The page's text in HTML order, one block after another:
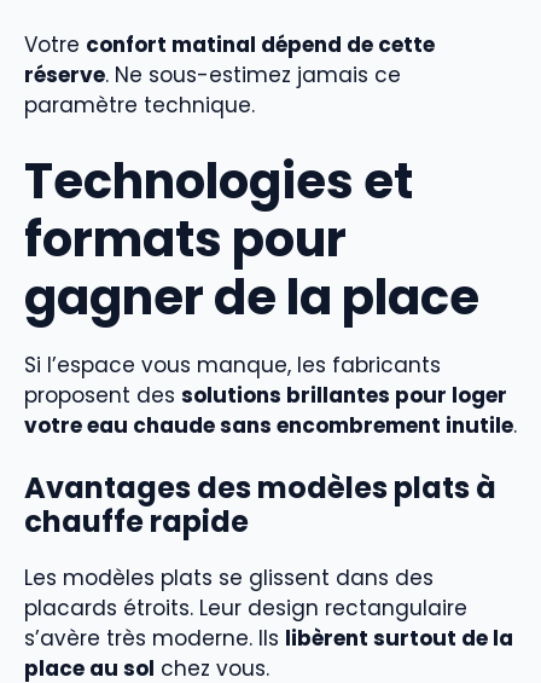
Votre confort matinal dépend de cette
réserve. Ne sous-estimez jamais ce
paramètre technique.
Technologies et
formats pour
gagner de la place
Si l’espace vous manque, les fabricants
proposent des solutions brillantes pour loger
votre eau chaude sans encombrement inutile.
Avantages des modèles plats à
chauffe rapide
Les modèles plats se glissent dans des
placards étroits. Leur design rectangulaire
s’avère très moderne. Ils libèrent surtout de la
place au sol chez vous.